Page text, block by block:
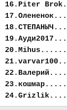
16.Piter